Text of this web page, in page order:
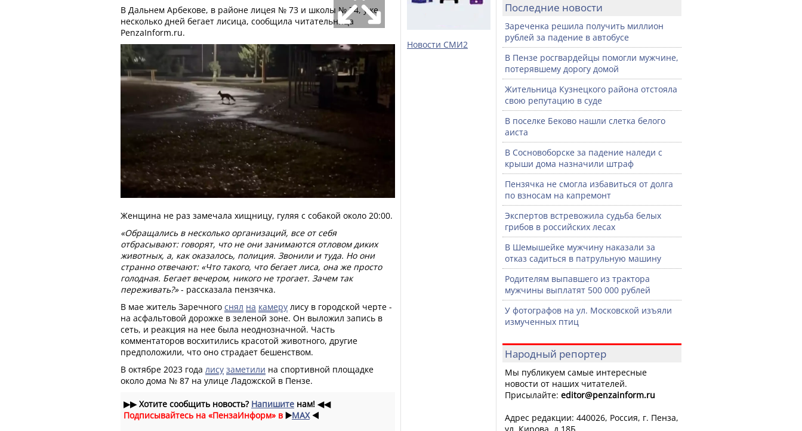
В Дальнем Арбекове, в районе лицея № 73 и школы № 74, уже
несколько дней бегает лисица, сообщила читательница
PenzaInform.ru.
Женщина не раз замечала хищницу, гуляя с собакой около 20:00.
«Обращались в несколько организаций, все от себя
отбрасывают: говорят, что не они занимаются отловом диких
животных, а, как оказалось, полиция. Звонили и туда. Но они
странно отвечают: «Что такого, что бегает лиса, она же просто
голодная. Бегает вечером, никого не трогает. Зачем так
переживать?»- рассказала пензячка.
В мае житель Заречного снял на камеру лису в городской черте -
на асфальтовой дорожке в зеленой зоне. Он выложил запись в
сеть, и реакция на нее была неоднозначной. Часть
комментаторов восхитились красотой животного, другие
предположили, что оно страдает бешенством.
В октябре 2023 года лису заметили на спортивной площадке
около дома № 87 на улице Ладожской в Пензе.
▶▶Хотите сообщить новость? Напишите нам! ◀◀
Подписывайтесь на «ПензаИнформ» в ▶️MAX ◀️
Новости СМИ2
Последние новости
Зареченка решила получить миллион
рублей за падение в автобусе
В Пензе росгвардейцы помогли мужчине,
потерявшему дорогу домой
Жительница Кузнецкого района отстояла
свою репутацию в суде
В поселке Беково нашли слетка белого
аиста
В Сосновоборске за падение наледи с
крыши дома назначили штраф
Пензячка не смогла избавиться от долга
по взносам на капремонт
Экспертов встревожила судьба белых
грибов в российских лесах
В Шемышейке мужчину наказали за
отказ садиться в патрульную машину
Родителям выпавшего из трактора
мужчины выплатят 500 000 рублей
У фотографов на ул. Московской изъяли
измученных птиц
Народный репортер
Мы публикуем самые интересные
новости от наших читателей.
Присылайте: editor@penzainform.ru
Адрес редакции: 440026, Россия, г. Пенза,